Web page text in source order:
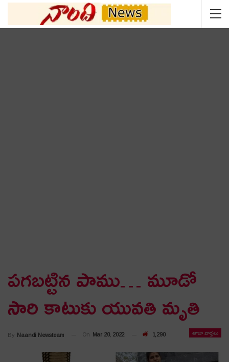
ప‌గ‌బ‌ట్టిన పాము… మూడో
సారి కాటుకు యువ‌తి మృతి
తాజా వార్తలు
By Naandi Newsteam On Mar 20, 2022 1,290